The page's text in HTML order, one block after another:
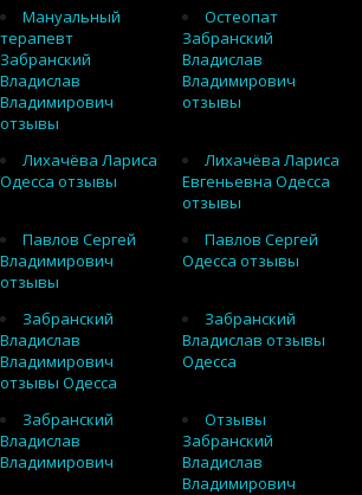
Мануальный
терапевт
Забранский
Владислав
Владимирович
отзывы
Остеопат
Забранский
Владислав
Владимирович
отзывы
Лихачёва Лариса
Одесса отзывы
Лихачёва Лариса
Евгеньевна Одесса
отзывы
Павлов Сергей
Владимирович
отзывы
Павлов Сергей
Одесса отзывы
Забранский
Владислав
Владимирович
отзывы Одесса
Забранский
Владислав отзывы
Одесса
Забранский
Владислав
Владимирович
Отзывы
Забранский
Владислав
Владимирович